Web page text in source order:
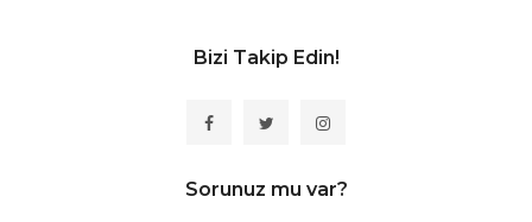
Bizi Takip Edin!
Sorunuz mu var?